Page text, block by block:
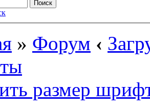
» Форум ‹
размер